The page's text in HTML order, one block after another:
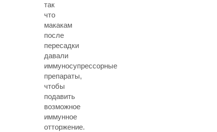
так
что
макакам
после
пересадки
давали
иммуносупрессорные
препараты,
чтобы
подавить
возможное
иммунное
отторжение.